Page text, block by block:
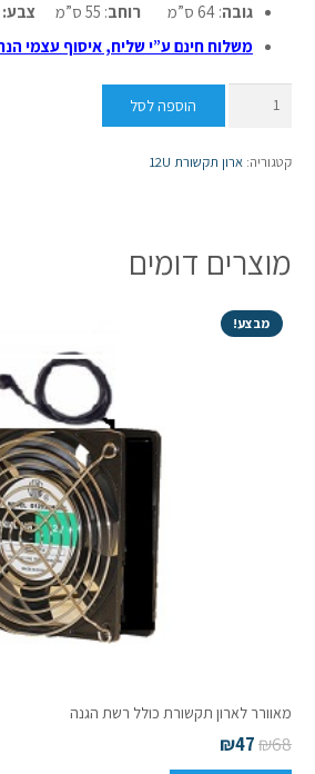
גובה: 64 ס”מ רוחב: 55 ס”מ צבע:
משלוח חינם ע”י שליח, איסוף עצמי
כמות
תקשורת
50
גלגלים
ומדף
הוספה לסל
קטגוריה: ארון תקשורת 12U
מוצרים דומים
מבצע!
מאוורר לארון תקשורת כולל רשת הגנה
₪68
₪47